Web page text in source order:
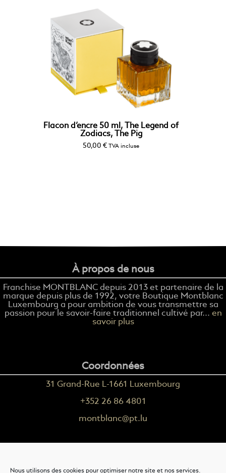
Nous utilisons des cookies pour optimiser notre site et nos services.
Flacon d’encre 50 ml, The Legend of
Zodiacs, The Pig
50,00 € TVA incluse
À propos de nous
Franchise MONTBLANC depuis 2013 et partenaire de la
marque depuis plus de 1992, votre Boutique Montblanc
Luxembourg a pour ambition de vous transmettre sa
passion pour le savoir-faire traditionnel cultivé par... en
savoir plus
Coordonnées
31 Grand-Rue L-1661 Luxembourg
+352 26 86 4801
montblanc@pt.lu